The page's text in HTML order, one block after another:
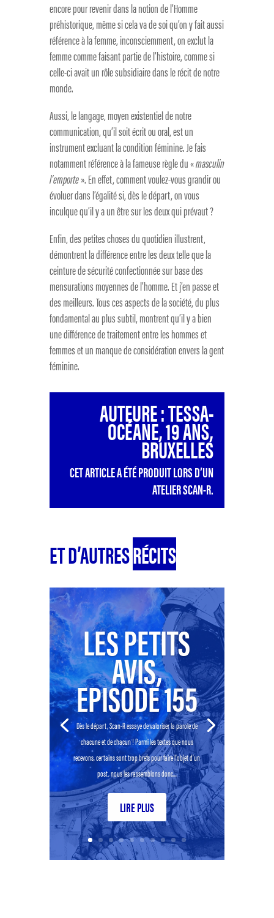
encore pour revenir dans la notion de l’Homme
préhistorique, même si cela va de soi qu’on y fait aussi
référence à la femme, inconsciemment, on exclut la
femme comme faisant partie de l’histoire, comme si
celle-ci avait un rôle subsidiaire dans le récit de notre
monde.
Aussi, le langage, moyen existentiel de notre
communication, qu’il soit écrit ou oral, est un
instrument excluant la condition féminine. Je fais
notamment référence à la fameuse règle du «masculin
l’emporte». En effet, comment voulez-vous grandir ou
évoluer dans l’égalité si, dès le départ, on vous
inculque qu’il y a un être sur les deux qui prévaut ?
Enfin, des petites choses du quotidien illustrent,
démontrent la différence entre les deux telle que la
ceinture de sécurité confectionnée sur base des
mensurations moyennes de l’homme. Et j’en passe et
des meilleurs. Tous ces aspects de la société, du plus
fondamental au plus subtil, montrent qu’il y a bien
une différence de traitement entre les hommes et
femmes et un manque de considération envers la gent
féminine.
AUTEURE : TESSA-
OCÉANE, 19 ANS,
BRUXELLES
CET ARTICLE A ÉTÉ PRODUIT LORS D’UN
ATELIER SCAN-R.
ET D’AUTRESRÉCITS
LES PETITS
AVIS,
EPISODE 155
Dès le départ, Scan-R essaye de valoriser la parole de
chacune et de chacun ! Parmi les textes que nous
recevons, certains sont trop brefs pour faire l’objet d’un
post, nous les rassemblons donc...
LIRE PLUS